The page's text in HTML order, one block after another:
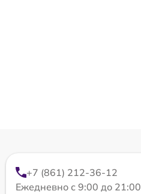
+7 (861) 212-36-12
Ежедневно с 9:00 до 21:00